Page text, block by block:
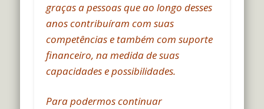
graças a pessoas que ao longo desses
anos contribuíram com suas
competências e também com suporte
financeiro, na medida de suas
capacidades e possibilidades.
Para podermos continuar